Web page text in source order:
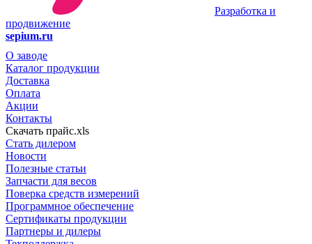
Разработка и
продвижение
sepium.ru
О заводе
Каталог продукции
Доставка
Оплата
Акции
Контакты
Скачать прайс.xls
Стать дилером
Новости
Полезные статьи
Запчасти для весов
Поверка средств измерений
Программное обеспечение
Сертификаты продукции
Партнеры и дилеры